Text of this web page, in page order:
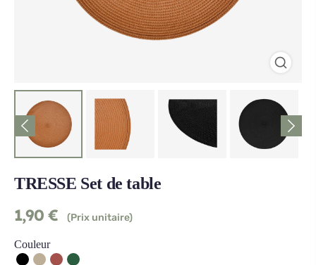
TRESSE Set de table
1,90 € (Prix unitaire)
Couleur